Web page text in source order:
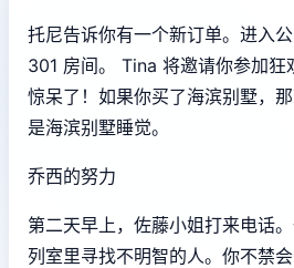
托尼告诉你有一个新订单。进入
301 房间。 Tina 将邀请你参加狂
惊呆了！如果你买了海滨别墅，
是海滨别墅睡觉。
乔西的努力
第二天早上，佐藤小姐打来电话
列室里寻找不明智的人。你不禁